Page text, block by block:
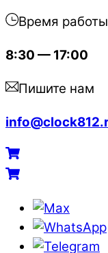
Время работы
8:30 — 17:00
Пишите нам
Menu
Cart
Cart